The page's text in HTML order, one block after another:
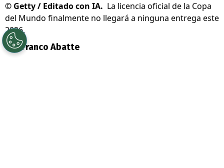
© Getty / Editado con IA. La licencia oficial de la Copa
del Mundo finalmente no llegará a ninguna entrega este
2026.
Por Franco Abatte